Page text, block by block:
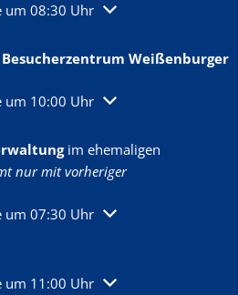
oder Schließzeiten auszublenden
um 08:30 Uhr
Weißenburger
oder Schließzeiten auszublenden
um 10:00 Uhr
im ehemaligen
nur mit vorheriger
oder Schließzeiten auszublenden
um 07:30 Uhr
oder Schließzeiten auszublenden
um 11:00 Uhr